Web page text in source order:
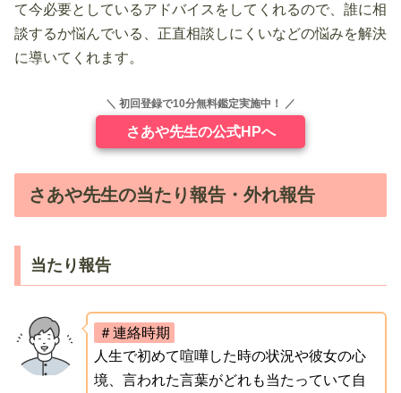
て今必要としているアドバイスをしてくれるので、誰に相
談するか悩んでいる、正直相談しにくいなどの悩みを解決
に導いてくれます。
＼ 初回登録で10分無料鑑定実施中！ ／
さあや先生の公式HPへ
さあや先生の当たり報告・外れ報告
当たり報告
＃連絡時期
人生で初めて喧嘩した時の状況や彼女の心
境、言われた言葉がどれも当たっていて自